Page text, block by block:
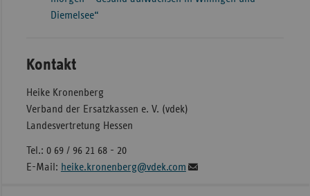
Diemelsee“
Kontakt
Heike Kronenberg
Verband der Ersatzkassen e. V. (vdek)
Landesvertretung Hessen
Tel.: 0 69 / 96 21 68 - 20
E-Mail: heike.kronenberg@vdek.com